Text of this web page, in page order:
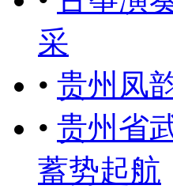
采
• 贵州凤
• 贵州省
蓄势起航